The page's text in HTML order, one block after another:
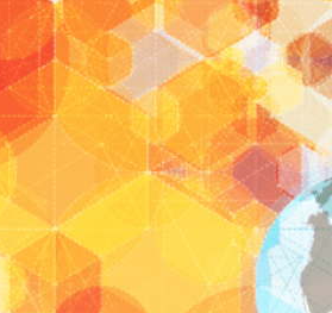
distiller
návody